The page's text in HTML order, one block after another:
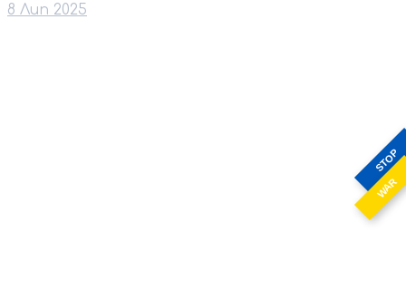
STOP
WAR
8 Лип 2025